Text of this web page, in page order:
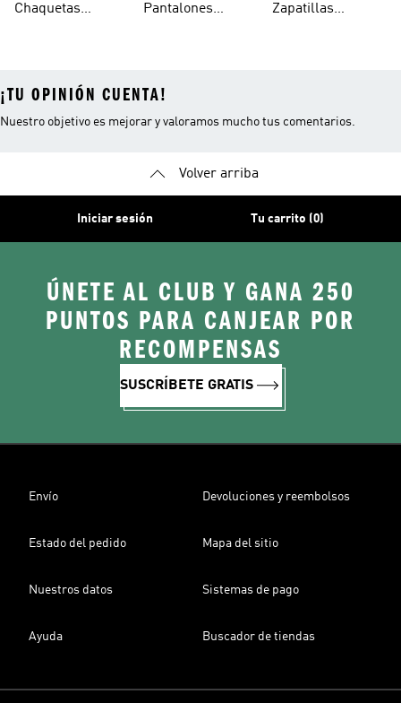
Chaquetas
Pantalones
Zapatillas
¡TU OPINIÓN CUENTA!
Nuestro objetivo es mejorar y valoramos mucho tus comentarios.
Volver arriba
Iniciar sesión Tu carrito (0)
ÚNETE AL CLUB Y GANA 250
PUNTOS PARA CANJEAR POR
RECOMPENSAS
SUSCRÍBETE GRATIS
Envío Devoluciones y reembolsos
Estado del pedido Mapa del sitio
Nuestros datos Sistemas de pago
Ayuda Buscador de tiendas